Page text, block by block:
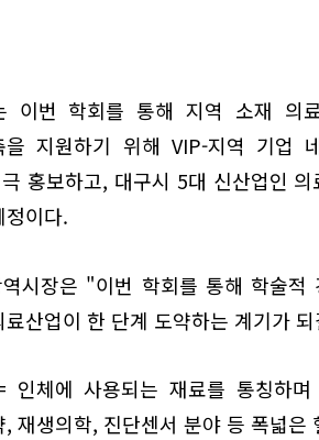
이번 학회를 통해 지역 소재 의
을 지원하기 위해 VIP-지역 기업
홍보하고, 대구시 5대 신산업인
정이다.
시장은 "이번 학회를 통해 학술적
산업이 한 단계 도약하는 계기가
체에 사용되는 재료를 통칭하
재생의학, 진단센서 분야 등 폭넓은